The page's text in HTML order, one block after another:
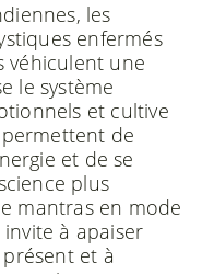
les
enfermés
véhiculent une
le système
et cultive
de
et de se
plus
mantras en mode
à apaiser
et à